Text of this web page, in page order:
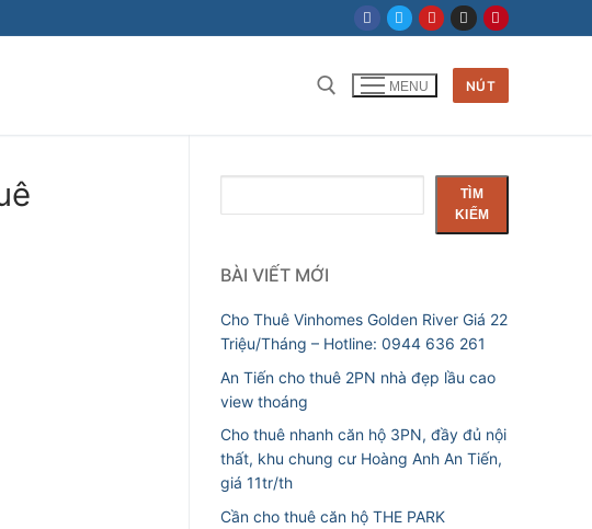
Tìm kiếm cho:
MENU NÚT
kiếm
TÌM
KIẾM
BÀI VIẾT MỚI
Cho Thuê Vinhomes Golden River Giá 22
Triệu/Tháng – Hotline: 0944 636 261
An Tiến cho thuê 2PN nhà đẹp lầu cao
view thoáng
Cho thuê nhanh căn hộ 3PN, đầy đủ nội
thất, khu chung cư Hoàng Anh An Tiến,
giá 11tr/th
Cần cho thuê căn hộ THE PARK